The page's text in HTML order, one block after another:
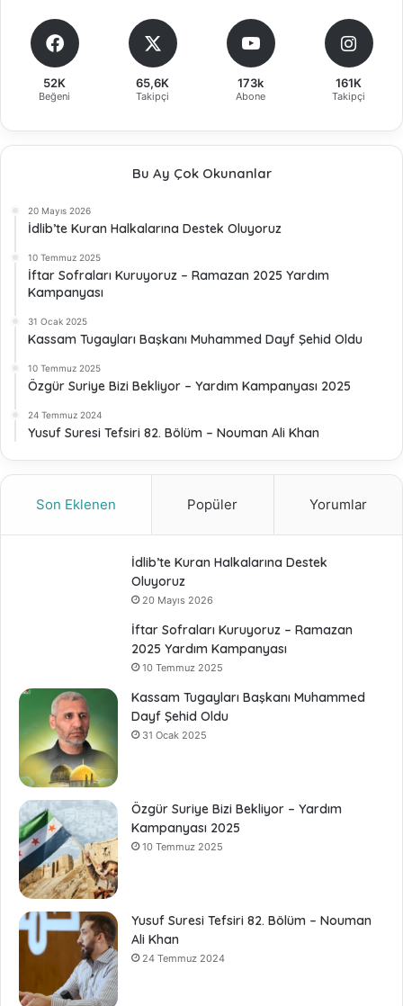
52K
Beğeni
65,6K
Takipçi
173k
Abone
161K
Takipçi
Bu Ay Çok Okunanlar
20 Mayıs 2026
İdlib’te Kuran Halkalarına Destek Oluyoruz
10 Temmuz 2025
İftar Sofraları Kuruyoruz – Ramazan 2025 Yardım
Kampanyası
31 Ocak 2025
Kassam Tugayları Başkanı Muhammed Dayf Şehid Oldu
10 Temmuz 2025
Özgür Suriye Bizi Bekliyor – Yardım Kampanyası 2025
24 Temmuz 2024
Yusuf Suresi Tefsiri 82. Bölüm – Nouman Ali Khan
Son Eklenen Popüler Yorumlar
İdlib’te Kuran Halkalarına Destek
Oluyoruz
20 Mayıs 2026
İftar Sofraları Kuruyoruz – Ramazan
2025 Yardım Kampanyası
10 Temmuz 2025
Kassam Tugayları Başkanı Muhammed
Dayf Şehid Oldu
31 Ocak 2025
Özgür Suriye Bizi Bekliyor – Yardım
Kampanyası 2025
10 Temmuz 2025
Yusuf Suresi Tefsiri 82. Bölüm – Nouman
Ali Khan
24 Temmuz 2024